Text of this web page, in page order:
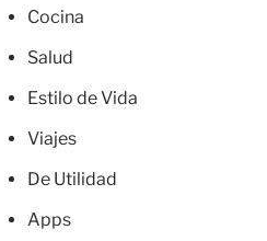
Cocina
Salud
Estilo de Vida
Viajes
De Utilidad
Apps